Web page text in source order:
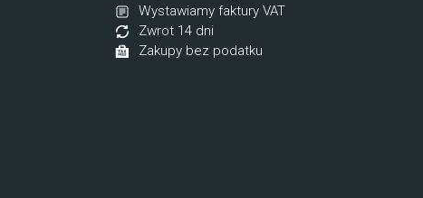
Wystawiamy faktury VAT
Zwrot 14 dni
Zakupy bez podatku